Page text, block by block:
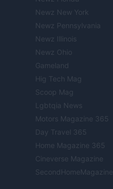
Newz New York
Newz Pennsylvania
Newz Illinois
Newz Ohio
Gameland
Hig Tech Mag
Scoop Mag
Lgbtqia News
Motors Magazine 365
Day Travel 365
Home Magazine 365
Cineverse Magazine
SecondHomeMagazine